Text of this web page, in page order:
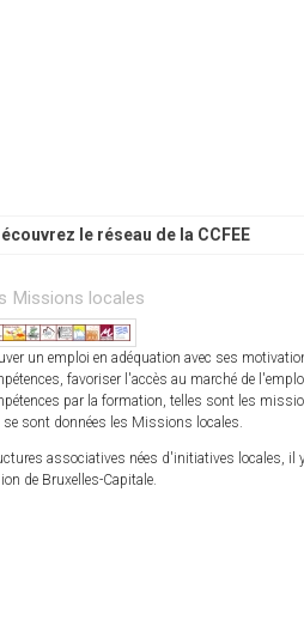
le réseau de la CCFEE
Missions locales
un emploi en adéquation avec ses
favoriser l'accès au marché de
par la formation, telles sont les
se sont données les Missions locales.
associatives nées d'initiatives locales, il
de Bruxelles-Capitale.